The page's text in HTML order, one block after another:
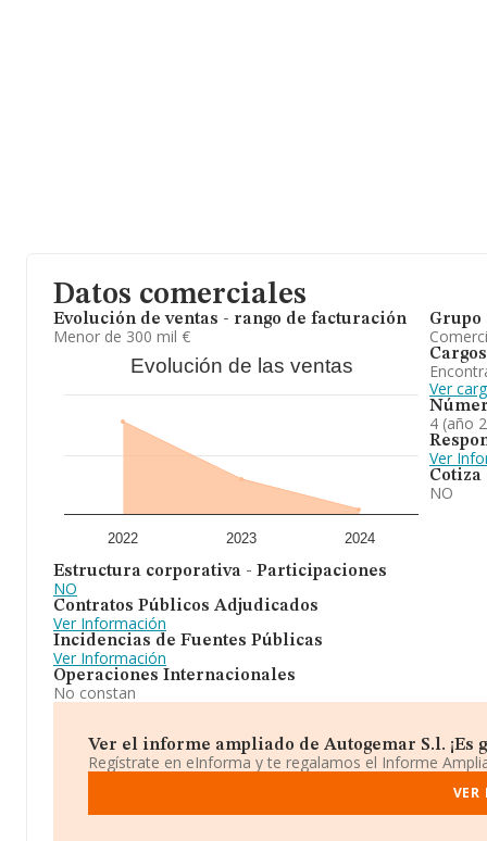
Datos comerciales
Evolución de ventas - rango de facturación
Menor de 300 mil €
Evolución de las ventas
2022 2023 2024
Estructura corporativa - Participaciones
NO
Contratos Públicos Adjudicados
Ver Información
Incidencias de Fuentes Públicas
Ver Información
Operaciones Internacionales
No constan
Grupo
Cargos
Ver
4 (año
Ver
Cotiza
NO
Ver el informe ampliado de Autogemar S.l. ¡Es
Regístrate en eInforma y te regalamos el Informe
VER